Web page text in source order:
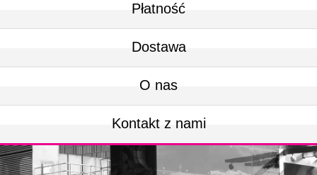
Płatność
Dostawa
O nas
Kontakt z nami